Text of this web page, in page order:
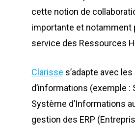
cette notion de
importante et notamment
service des Ressources
Clarisse s’adapte avec
d’informations (exemple :
Système d’Informations
gestion des ERP